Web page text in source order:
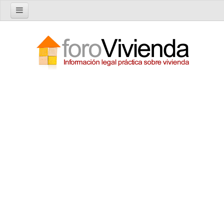
Nuevo tema